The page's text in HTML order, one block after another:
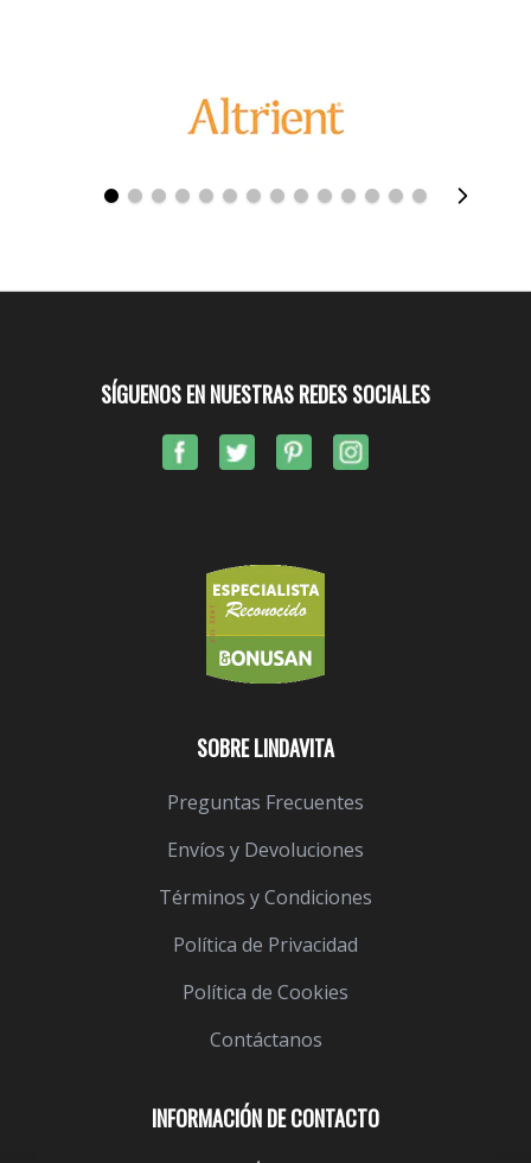
INFORMACIÓN DE CONTACTO
SOBRE LINDAVITA
Preguntas Frecuentes
Envíos y Devoluciones
Términos y Condiciones
Política de Privacidad
Política de Cookies
Contáctanos
SÍGUENOS EN NUESTRAS REDES SOCIALES